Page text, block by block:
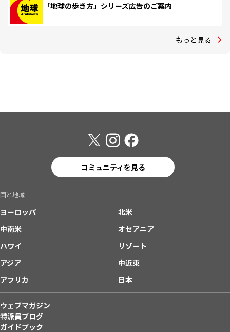
「地球の歩き方」シリーズ広告のご案内
もっと見る
コミュニティを見る
国と地域
ヨーロッパ
北米
中南米
オセアニア
ハワイ
リゾート
アジア
中近東
アフリカ
日本
ウェブマガジン
特派員ブログ
ガイドブック